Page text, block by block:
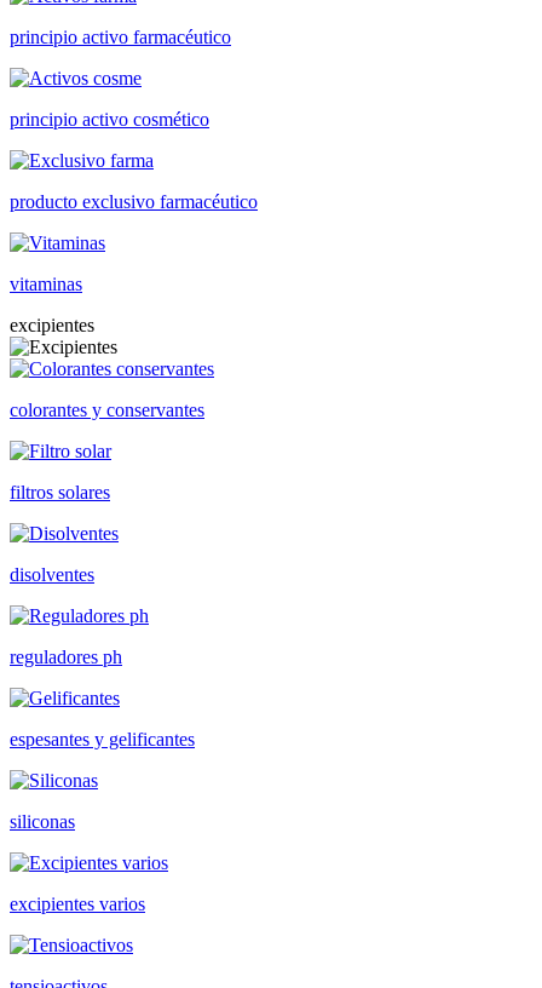
principio activo farmacéutico
principio activo cosmético
producto exclusivo farmacéutico
vitaminas
excipientes
colorantes y conservantes
filtros solares
disolventes
reguladores ph
espesantes y gelificantes
siliconas
excipientes varios